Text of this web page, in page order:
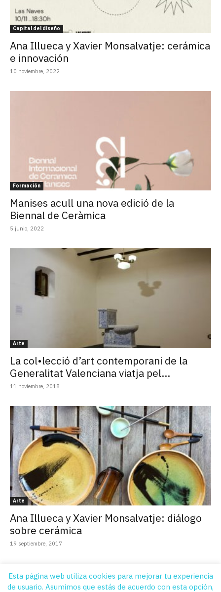
Capital del diseño
Ana Illueca y Xavier Monsalvatje: cerámica
e innovación
10 noviembre, 2022
Formación
Manises acull una nova edició de la
Biennal de Ceràmica
5 junio, 2022
Arte
La col•lecció d’art contemporani de la
Generalitat Valenciana viatja pel...
11 noviembre, 2018
Arte
Ana Illueca y Xavier Monsalvatje: diálogo
sobre cerámica
19 septiembre, 2017
Quiénes Somos Contacto Suscripción Aviso legal Publicidad
Esta página web utiliza cookies para mejorar tu experiencia
de usuario. Asumimos que estás de acuerdo con esta opción,